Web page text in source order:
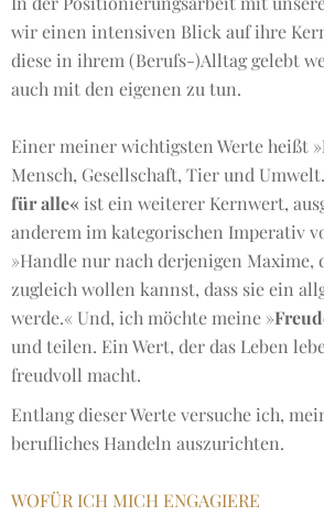
wir einen intensiven Blick auf ihre
diese in ihrem (Berufs-)Alltag gelebt
auch mit den eigenen zu tun.
Einer meiner wichtigsten Werte heißt »
Mensch, Gesellschaft, Tier und Umwelt.
für alle« ist ein weiterer Kernwert,
anderem im kategorischen Imperativ
»Handle nur nach derjenigen Maxime,
zugleich wollen kannst, dass sie ein
werde.« Und, ich möchte meine »
und teilen. Ein Wert, der das Leben
freudvoll macht.
Entlang dieser Werte versuche ich,
berufliches Handeln auszurichten.
WOFÜR ICH MICH ENGAGIERE